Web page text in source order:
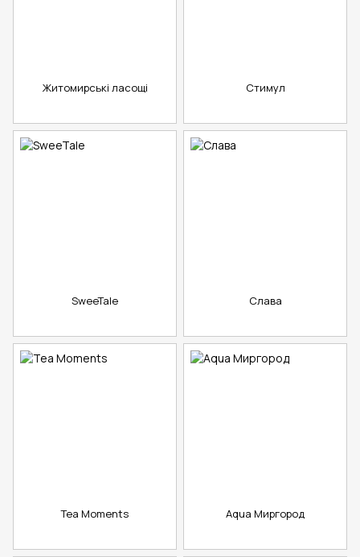
Житомирські ласощі Стимул
SweeTale Слава
Tea Moments Aqua Миргород